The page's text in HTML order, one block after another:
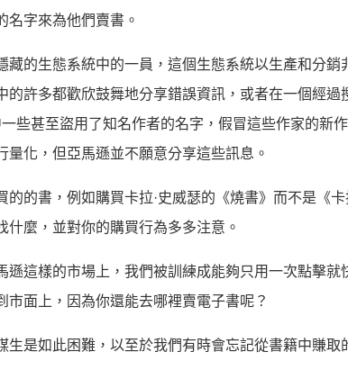
名字來為他們賣書。
藏的生態系統中的一員，這個生態系統以生產和分
的許多都歡欣鼓舞地分享錯誤資訊，或者在一個經
些甚至盜用了知名作者的名字，假冒這些作家的新
量化，但亞馬遜並不願意分享這些訊息。
的的書，例如購買卡拉·史威瑟的《燒書》而不是《
什麼，並對你的購買行為多多注意。
遜這樣的市場上，我們被訓練成能夠只用一次點擊
市面上，因為你還能去哪裡賣電子書呢？
生是如此困難，以至於我們有時會忘記從書籍中賺